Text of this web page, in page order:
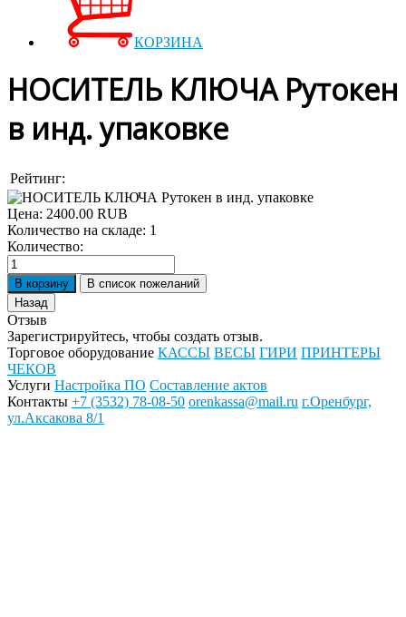
КОРЗИНА
НОСИТЕЛЬ КЛЮЧА Рутокен
в инд. упаковке
Рейтинг:
Цена: 2400.00 RUB
Количество на складе: 1
Количество:
Отзыв
Зарегистрируйтесь, чтобы создать отзыв.
Торговое оборудование КАССЫ ВЕСЫ ГИРИ ПРИНТЕРЫ
ЧЕКОВ
Услуги Настройка ПО Составление актов
Контакты +7 (3532) 78-08-50 orenkassa@mail.ru г.Оренбург,
ул.Аксакова 8/1